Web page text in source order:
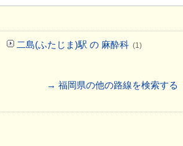
二島(ふたじま)駅 の 麻酔科 (1)
→ 福岡県の他の路線を検索する